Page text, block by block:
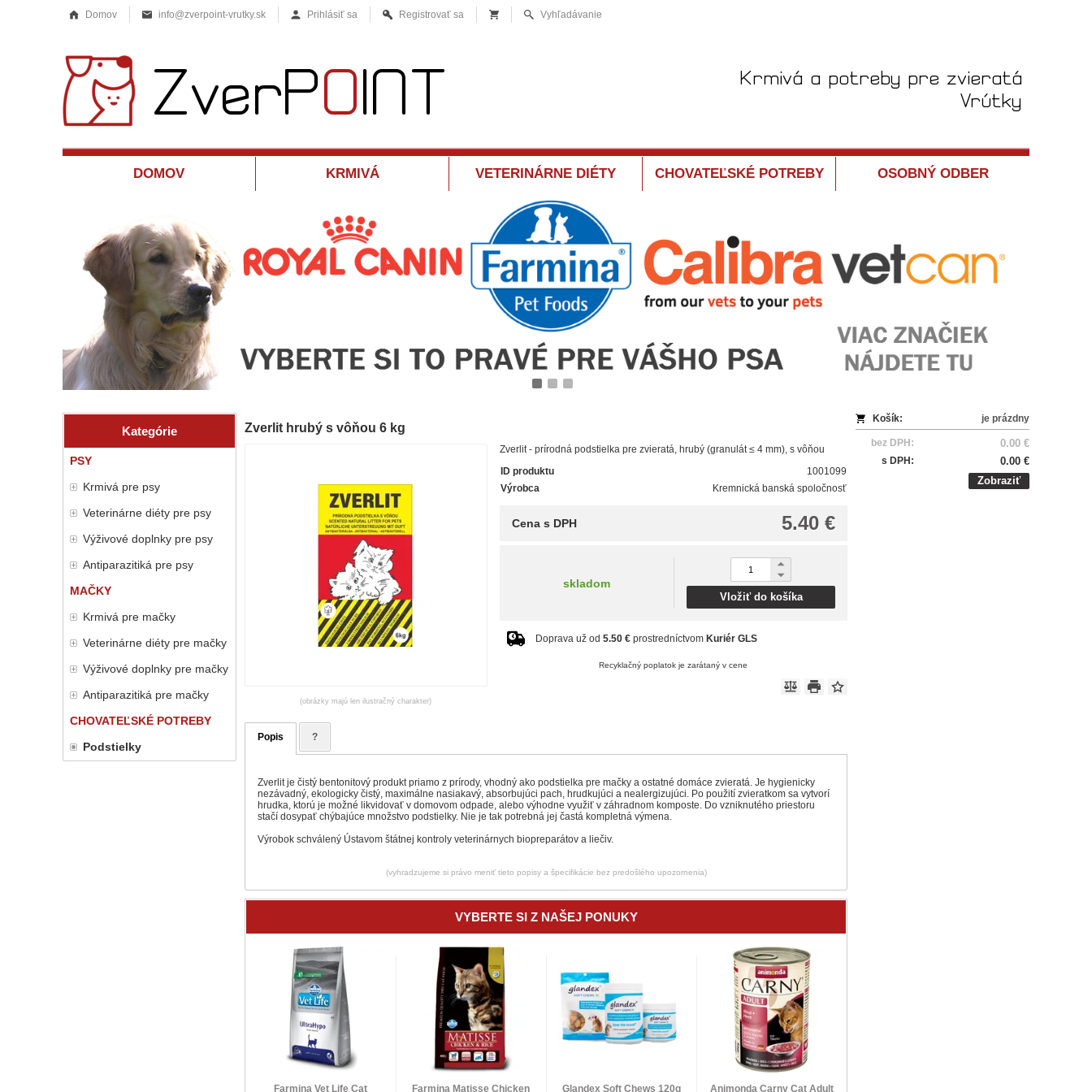
Domov info@zverpoint-vrutky.sk Prihlásiť sa Registrovať sa Vyhľadávanie
DOMOV KRMIVÁ VETERINÁRNE DIÉTY CHOVATEĽSKÉ POTREBY OSOBNÝ ODBER
Kategórie
PSY
Krmivá pre psy
Veterinárne diéty pre psy
Výživové doplnky pre psy
Antiparazitiká pre psy
MAČKY
Krmivá pre mačky
Veterinárne diéty pre mačky
Výživové doplnky pre mačky
Antiparazitiká pre mačky
CHOVATEĽSKÉ POTREBY
Podstielky
Košík: je prázdny
bez DPH: 0.00 €
s DPH:
0.00 €
Zobraziť
Zverlit hrubý s vôňou 6 kg
(obrázky majú len ilustračný charakter)
Zverlit - prírodná podstielka pre zvieratá, hrubý (granulát ≤ 4 mm), s vôňou
ID produktu
1001099
Výrobca
Kremnická banská spoločnosť
5.40 €
Cena s DPH
skladom
Vložiť do košíka
Doprava už od 5.50 €prostredníctvom Kuriér GLS
Recyklačný poplatok je zarátaný v cene
Popis ?
Zverlit je čistý bentonitový produkt priamo z prírody, vhodný ako podstielka pre mačky a ostatné domáce zvieratá. Je hygienicky
nezávadný, ekologicky čistý, maximálne nasiakavý, absorbujúci pach, hrudkujúci a nealergizujúci. Po použití zvieratkom sa vytvorí
hrudka, ktorú je možné likvidovať v domovom odpade, alebo výhodne využiť v záhradnom komposte. Do vzniknutého priestoru
stačí dosypať chýbajúce množstvo podstielky. Nie je tak potrebná jej častá kompletná výmena.
Výrobok schválený Ústavom štátnej kontroly veterinárnych biopreparátov a liečiv.
(vyhradzujeme si právo meniť tieto popisy a špecifikácie bez predošlého upozornenia)
VYBERTE SI Z NAŠEJ PONUKY
Farmina Vet Life Cat Farmina Matisse Chicken Glandex Soft Chews 120g Animonda Carny Cat Adult